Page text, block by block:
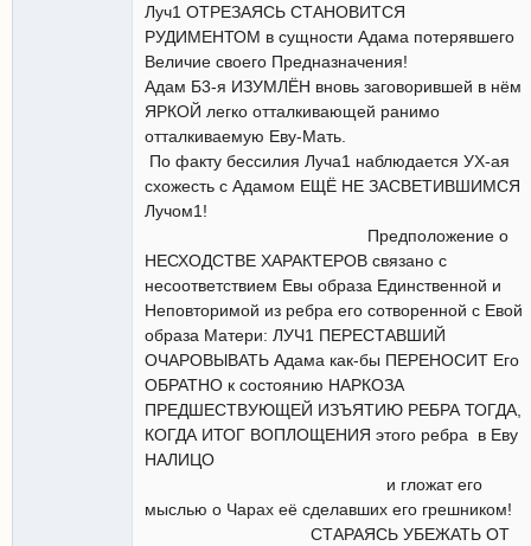
Луч1 ОТРЕЗАЯСЬ СТАНОВИТСЯ
РУДИМЕНТОМ в сущности Адама потерявшего
Величие своего Предназначения!
Адам Б3-я ИЗУМЛЁН вновь заговорившей в нём
ЯРКОЙ легко отталкивающей ранимо
отталкиваемую Еву-Мать.
По факту бессилия Луча1 наблюдается УХ-ая
схожесть с Адамом ЕЩЁ НЕ ЗАСВЕТИВШИМСЯ
Лучом1!
Предположение о
НЕСХОДСТВЕ ХАРАКТЕРОВ связано с
несоответствием Евы образа Единственной и
Неповторимой из ребра его сотворенной с Евой
образа Матери: ЛУЧ1 ПЕРЕСТАВШИЙ
ОЧАРОВЫВАТЬ Адама как-бы ПЕРЕНОСИТ Его
ОБРАТНО к состоянию НАРКОЗА
ПРЕДШЕСТВУЮЩЕЙ ИЗЪЯТИЮ РЕБРА ТОГДА,
КОГДА ИТОГ ВОПЛОЩЕНИЯ этого ребра в Еву
НАЛИЦО
и гложат его
мыслью о Чарах её сделавших его грешником!
СТАРАЯСЬ УБЕЖАТЬ ОТ